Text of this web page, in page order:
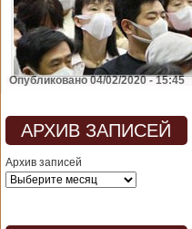
Опубликовано 04/02/2020 - 15:45
АРХИВ ЗАПИСЕЙ
Архив записей